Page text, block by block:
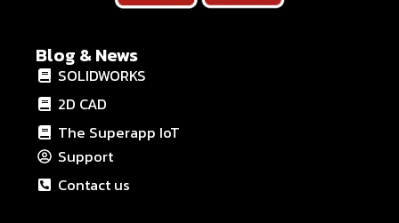
Blog & News
SOLIDWORKS
2D CAD
The Superapp IoT
Support
Contact us